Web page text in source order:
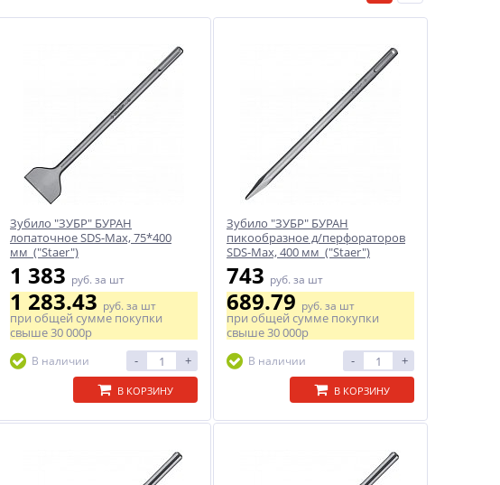
Зубило "ЗУБР" БУРАН
лопаточное SDS-Max, 75*400
мм ("Staer")
1 383 руб. за шт
1 283.43руб. за шт
при общей сумме покупки
свыше30 000р
В наличии - +
В КОРЗИНУ
Зубило "ЗУБР" БУРАН
пикообразное д/перфораторов
SDS-Max, 400 мм ("Staer")
743 руб. за шт
689.79руб. за шт
при общей сумме покупки
свыше30 000р
В наличии - +
В КОРЗИНУ